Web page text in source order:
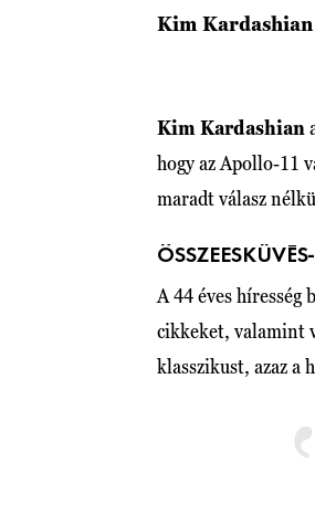
Kim
Kim Kardashian
hogy az Apollo-11
maradt válasz
A 44 éves
cikkeket, valamint
klasszikust, azaz a